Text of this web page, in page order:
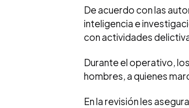
De acuerdo con las
inteligencia e
con actividades
Durante el operativo,
hombres, a quienes
En la revisión les